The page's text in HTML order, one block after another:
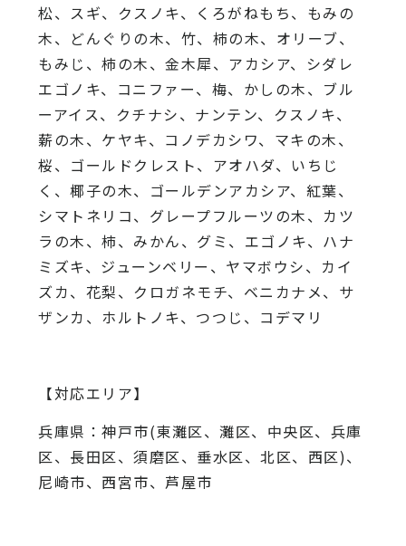
松、スギ、クスノキ、くろがねもち、もみの
木、どんぐりの木、 竹、柿の木、オリーブ、
もみじ、柿の木、金木犀、アカシア、 シダレ
エゴノキ、コニファー、梅、かしの木、ブル
ーアイス、 クチナシ、ナンテン、クスノキ、
薪の木、ケヤキ、コノデカシワ、マキの木、
桜、 ゴールドクレスト、アオハダ、いちじ
く、椰子の木、 ゴールデンアカシア、紅葉、
シマトネリコ、 グレープフルーツの木、カツ
ラの木、柿、みかん、グミ、 エゴノキ、ハナ
ミズキ、ジューンベリー、ヤマボウシ、カイ
ズカ、 花梨、クロガネモチ、ベニカナメ、サ
ザンカ、ホルトノキ、 つつじ、コデマリ
【対応エリア】
兵庫県：神戸市(東灘区、灘区、中央区、兵庫
区、長田区、須磨区、垂水区、北区、西区)、
尼崎市、西宮市、芦屋市